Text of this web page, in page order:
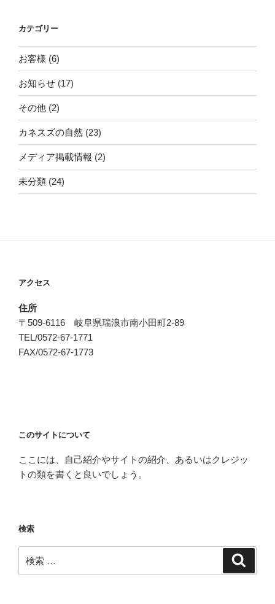
カテゴリー
お客様 (6)
お知らせ (17)
その他 (2)
カネスズの自然 (23)
メディア掲載情報 (2)
未分類 (24)
アクセス
住所
〒509-6116 岐阜県瑞浪市南小田町2-89
TEL/0572-67-1771
FAX/0572-67-1773
このサイトについて
ここには、自己紹介やサイトの紹介、あるいはクレジッ
トの類を書くと良いでしょう。
検索
索: